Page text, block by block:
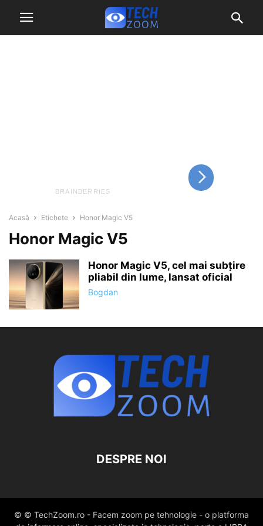
Acasă Etichete Honor Magic V5
Honor Magic V5
Honor Magic V5, cel mai subțire
pliabil din lume, lansat oficial
Bogdan
DESPRE NOI
© © TechZoom.ro - Facem zoom pe tehnologie - o platforma